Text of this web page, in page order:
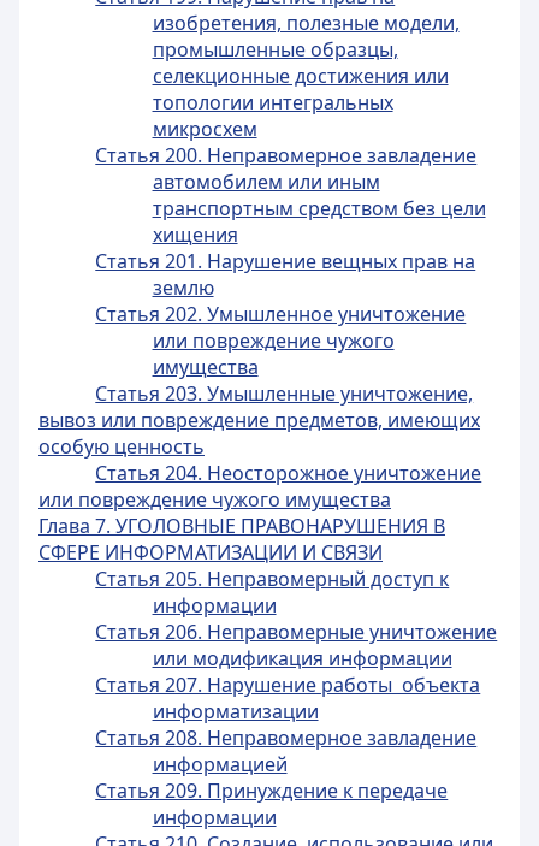
изобретения, полезные модели,
промышленные образцы,
селекционные достижения или
топологии интегральных
микросхем
Статья 200. Неправомерное завладение
автомобилем или иным
транспортным средством без цели
хищения
Статья 201. Нарушение вещных прав на
землю
Статья 202. Умышленное уничтожение
или повреждение чужого
имущества
Статья 203. Умышленные уничтожение,
вывоз или повреждение предметов, имеющих
особую ценность
Статья 204. Неосторожное уничтожение
или повреждение чужого имущества
Глава 7. УГОЛОВНЫЕ ПРАВОНАРУШЕНИЯ В
СФЕРЕ ИНФОРМАТИЗАЦИИ И СВЯЗИ
Статья 205. Неправомерный доступ к
информации
Статья 206. Неправомерные уничтожение
или модификация информации
Статья 207. Нарушение работы объекта
информатизации
Статья 208. Неправомерное завладение
информацией
Статья 209. Принуждение к передаче
информации